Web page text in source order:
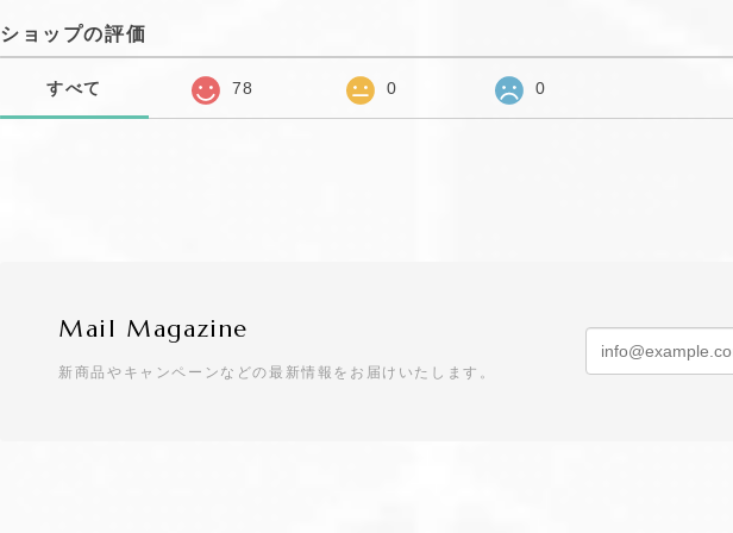
ショップの評価
すべて 78 0 0
Mail Magazine
新商品やキャンペーンなどの最新情報をお届けいたします。